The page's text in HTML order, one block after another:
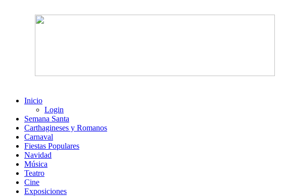
Inicio
Login
Semana Santa
Carthagineses y Romanos
Carnaval
Fiestas Populares
Navidad
Música
Teatro
Cine
Exposiciones